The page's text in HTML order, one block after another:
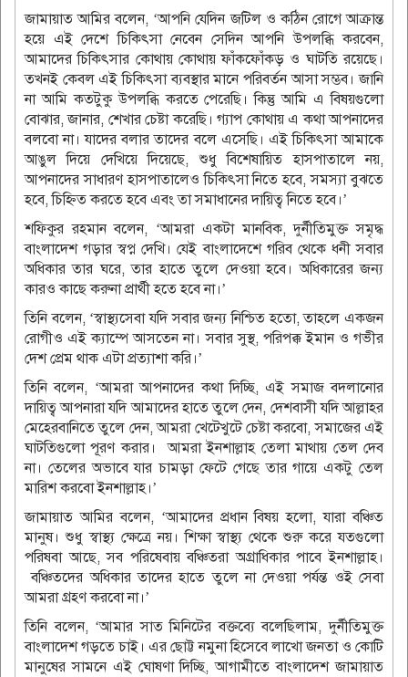
জামায়াত আমির বলেন, ‘আপনি যেদিন জটিল ও কঠিন রোগে আক্রান্ত
হয়ে এই দেশে চিকিৎসা নেবেন সেদিন আপনি উপলব্ধি করবেন,
আমাদের চিকিৎসার কোথায় কোথায় ফাঁকফোঁকড় ও ঘাটতি রয়েছে।
তখনই কেবল এই চিকিৎসা ব্যবস্থার মানে পরিবর্তন আসা সম্ভব। জানি
না আমি কতটুকু উপলব্ধি করতে পেরেছি। কিন্তু আমি এ বিষয়গুলো
বোঝার, জানার, শেখার চেষ্টা করেছি। গ্যাপ কোথায় এ কথা আপনাদের
বলবো না। যাদের বলার তাদের বলে এসেছি। এই চিকিৎসা আমাকে
আঙুল দিয়ে দেখিয়ে দিয়েছে, শুধু বিশেষায়িত হাসপাতালে নয়,
আপনাদের সাধারণ হাসপাতালেও চিকিৎসা নিতে হবে, সমস্যা বুঝতে
হবে, চিহ্নিত করতে হবে এবং তা সমাধানের দায়িত্ব নিতে হবে।’
শফিকুর রহমান বলেন, ‘আমরা একটা মানবিক, দুর্নীতিমুক্ত সমৃদ্ধ
বাংলাদেশ গড়ার স্বপ্ন দেখি। যেই বাংলাদেশে গরিব থেকে ধনী সবার
অধিকার তার ঘরে, তার হাতে তুলে দেওয়া হবে। অধিকারের জন্য
কারও কাছে করুনা প্রার্থী হতে হবে না।’
তিনি বলেন, ‘স্বাস্থ্যসেবা যদি সবার জন্য নিশ্চিত হতো, তাহলে একজন
রোগীও এই ক্যাম্পে আসতেন না। সবার সুস্থ, পরিপক্ক ইমান ও গভীর
দেশ প্রেম থাক এটা প্রত্যাশা করি।’
তিনি বলেন, ‘আমরা আপনাদের কথা দিচ্ছি, এই সমাজ বদলানোর
দায়িত্ব আপনারা যদি আমাদের হাতে তুলে দেন, দেশবাসী যদি আল্লাহর
মেহেরবানিতে তুলে দেন, আমরা খেটেখুটে চেষ্টা করবো, সমাজের এই
ঘাটতিগুলো পূরণ করার। আমরা ইনশাল্লাহ তেলা মাথায় তেল দেব
না। তেলের অভাবে যার চামড়া ফেটে গেছে তার গায়ে একটু তেল
মারিশ করবো ইনশাল্লাহ।’
জামায়াত আমির বলেন, ‘আমাদের প্রধান বিষয় হলো, যারা বঞ্চিত
মানুষ। শুধু স্বাস্থ্য ক্ষেত্রে নয়। শিক্ষা স্বাস্থ্য থেকে শুরু করে যতগুলো
পরিষবা আছে, সব পরিষেবায় বঞ্চিতরা অগ্রাধিকার পাবে ইনশাল্লাহ।
বঞ্চিতদের অধিকার তাদের হাতে তুলে না দেওয়া পর্যন্ত ওই সেবা
আমরা গ্রহণ করবো না।’
তিনি বলেন, ‘আমার সাত মিনিটের বক্তব্যে বলেছিলাম, দুর্নীতিমুক্ত
বাংলাদেশ গড়তে চাই। এর ছোট্ট নমুনা হিসেবে লাখো জনতা ও কোটি
মানুষের সামনে এই ঘোষণা দিচ্ছি, আগামীতে বাংলাদেশ জামায়াত